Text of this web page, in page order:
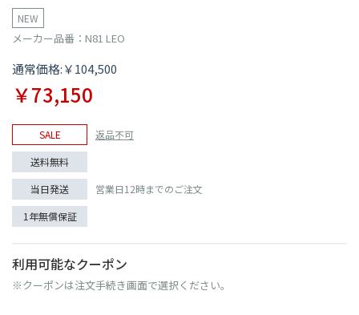
NEW
メーカー品番：N81 LEO
通常価格:￥104,500
￥73,150
SALE
返品不可
送料無料
当日発送
営業日12時までのご注文
1年無償保証
利用可能なクーポン
※クーポンは注文手続き画面で選択ください。